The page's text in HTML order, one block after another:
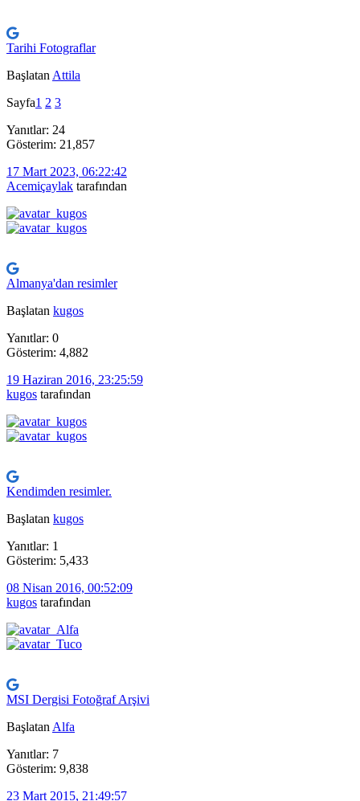
Tarihi Fotograflar
Başlatan Attila
Sayfa1 2 3
Yanıtlar: 24
Gösterim: 21,857
17 Mart 2023, 06:22:42
Acemiçaylak tarafından
Almanya'dan resimler
Başlatan kugos
Yanıtlar: 0
Gösterim: 4,882
19 Haziran 2016, 23:25:59
kugos tarafından
Kendimden resimler.
Başlatan kugos
Yanıtlar: 1
Gösterim: 5,433
08 Nisan 2016, 00:52:09
kugos tarafından
MSI Dergisi Fotoğraf Arşivi
Başlatan Alfa
Yanıtlar: 7
Gösterim: 9,838
23 Mart 2015, 21:49:57